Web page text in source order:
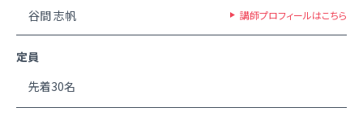
谷間 志帆
講師プロフィールはこちら
定員
先着30名